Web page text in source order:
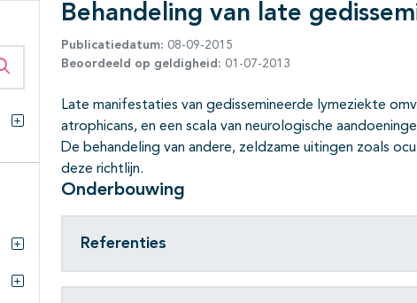
Zoeken binnen deze richtlijn
Alles openklappen
Behandeling van late
Publicatiedatum: 08-09-2015
Beoordeeld op geldigheid: 01-07-2013
Late manifestaties van gedissemineerde lymeziekte
atrophicans, en een scala van neurologische
De behandeling van andere, zeldzame uitingen zoals
deze richtlijn.
Onderbouwing
Referenties